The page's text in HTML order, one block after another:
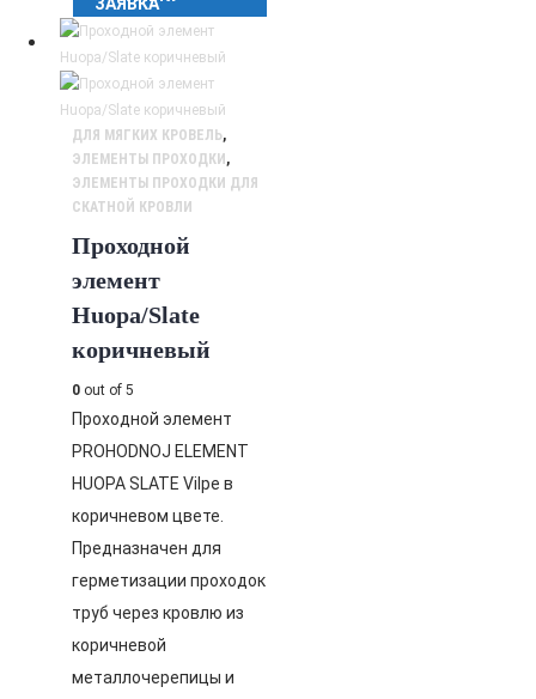
ДЛЯ МЯГКИХ КРОВЕЛЬ,
ЭЛЕМЕНТЫ ПРОХОДКИ ,
ЭЛЕМЕНТЫ ПРОХОДКИ ДЛЯ
СКАТНОЙ КРОВЛИ
Проходной
элемент
Huopa/Slate
коричневый
0 out of 5
Проходной элемент
PROHODNOJ ELEMENT
HUOPA SLATE Vilpe в
коричневом цвете.
Предназначен для
герметизации проходок
труб через кровлю из
коричневой
металлочерепицы и